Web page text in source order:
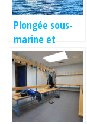
Plongée sous-
marine et
formation PADI
à Hyères